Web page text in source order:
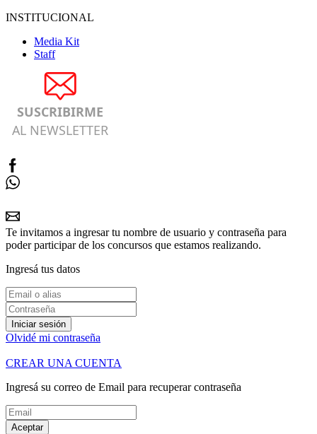
INSTITUCIONAL
Media Kit
Staff
SUSCRIBIRME
AL NEWSLETTER
Te invitamos a ingresar tu nombre de usuario y contraseña para
poder participar de los concursos que estamos realizando.
Ingresá tus datos
Iniciar sesión
Olvidé mi contraseña
CREAR UNA CUENTA
Ingresá su correo de Email para recuperar contraseña
Aceptar